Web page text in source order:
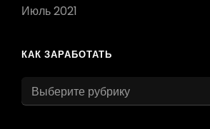
Июль 2021
КАК ЗАРАБОТАТЬ
как
заработать